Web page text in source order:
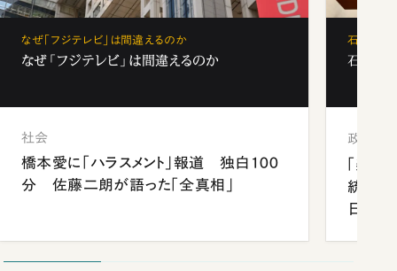
なぜ「フジテレビ」は間違えるのか
なぜ「フジテレビ」は間違えるのか
社会
橋本愛に「ハラスメント」報道 独白100
分 佐藤二朗が語った「全真相」
石破茂、
石破茂
政治
「楽し
統領と
日米